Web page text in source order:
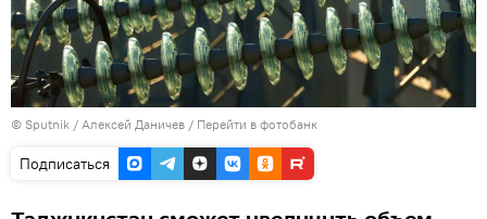
© Sputnik / Алексей Даничев / Перейти в фотобанк
Подписаться